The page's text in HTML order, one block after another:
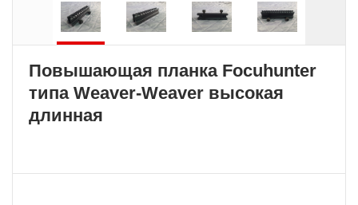
Повышающая планка Focuhunter
типа Weaver-Weaver высокая
длинная